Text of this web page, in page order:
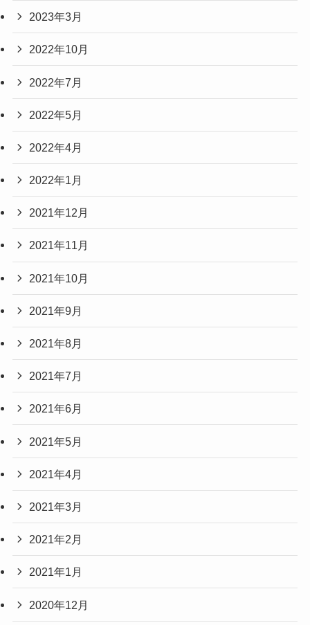
2023年3月
2022年10月
2022年7月
2022年5月
2022年4月
2022年1月
2021年12月
2021年11月
2021年10月
2021年9月
2021年8月
2021年7月
2021年6月
2021年5月
2021年4月
2021年3月
2021年2月
2021年1月
2020年12月